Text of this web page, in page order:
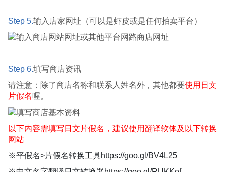
Step 5.输入店家网址（可以是虾皮或是任何拍卖平台）
Step 6.填写商店资讯
请注意：除了商店名称和联系人姓名外，其他都要使用日文
片假名喔。
以下内容需填写日文片假名，建议使用翻译软体及以下转换
网站
※平假名>片假名转换工具https://goo.gl/BV4L25